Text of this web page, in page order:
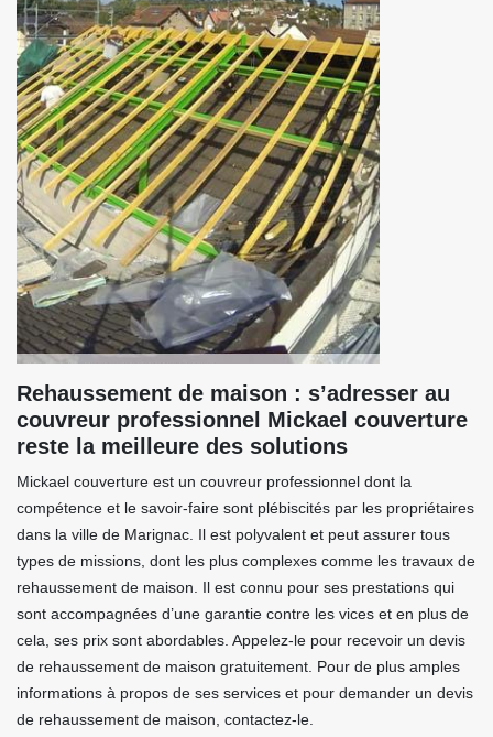
Rehaussement de maison : s’adresser au
couvreur professionnel Mickael couverture
reste la meilleure des solutions
Mickael couverture est un couvreur professionnel dont la
compétence et le savoir-faire sont plébiscités par les propriétaires
dans la ville de Marignac. Il est polyvalent et peut assurer tous
types de missions, dont les plus complexes comme les travaux de
rehaussement de maison. Il est connu pour ses prestations qui
sont accompagnées d’une garantie contre les vices et en plus de
cela, ses prix sont abordables. Appelez-le pour recevoir un devis
de rehaussement de maison gratuitement. Pour de plus amples
informations à propos de ses services et pour demander un devis
de rehaussement de maison, contactez-le.